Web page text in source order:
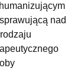
nad